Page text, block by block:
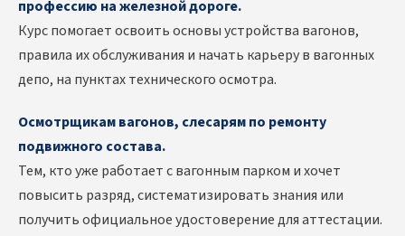
профессию на железной дороге.
Курс помогает освоить основы устройства вагонов,
правила их обслуживания и начать карьеру в вагонных
депо, на пунктах технического осмотра.
Осмотрщикам вагонов, слесарям по ремонту
подвижного состава.
Тем, кто уже работает с вагонным парком и хочет
повысить разряд, систематизировать знания или
получить официальное удостоверение для аттестации.